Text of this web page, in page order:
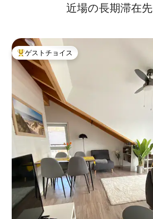
近場の長期滞在先
大好評のゲストチョイスです。
ゲストチョイス